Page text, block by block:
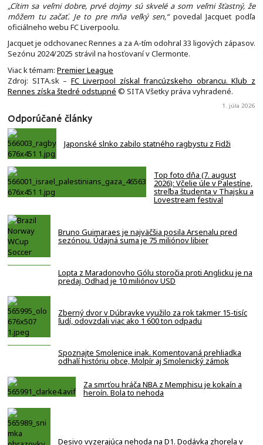
„Cítim sa veľmi dobre, prvé dojmy sú skvelé a som veľmi šťastný, že
môžem tu začať. Je to pre mňa veľký sen,“povedal Jacquet podľa
oficiálneho webu FC Liverpoolu.
Jacquet je odchovanec Rennes a za A-tím odohral 33 ligových zápasov.
Sezónu 2024/2025 strávil na hosťovaní v Clermonte.
Viac k témam: Premier League
Zdroj: SITA.sk – FC Liverpool získal francúzskeho obrancu. Klub z
Rennes získa štedré odstupné © SITA Všetky práva vyhradené.
1. júla 2026
Odporúčané články
Japonské slnko zabilo statného ragbystu z Fidži
Top foto dňa (7. august
2026): Včelie úle v Palestíne,
streľba študenta v Thajsku a
Lovestream festival
Bruno Guimaraes je najväčšia posila Arsenalu pred
sezónou. Údajná suma je 75 miliónov libier
Lopta z Maradonovho Gólu storočia proti Anglicku je na
predaj. Odhad je 10 miliónov USD
Zberný dvor v Dúbravke využilo za rok takmer 15-tisíc
ľudí, odovzdali viac ako 1 600 ton odpadu
Spoznajte Smolenice inak. Komentovaná prehliadka
odhalí históriu obce, Molpír aj Smolenický zámok
Za smrťou hráča NBA z Memphisu je kokaín a
heroín. Bola to nehoda
Desivo vyzerajúca nehoda na D1. Dodávka zhorela v